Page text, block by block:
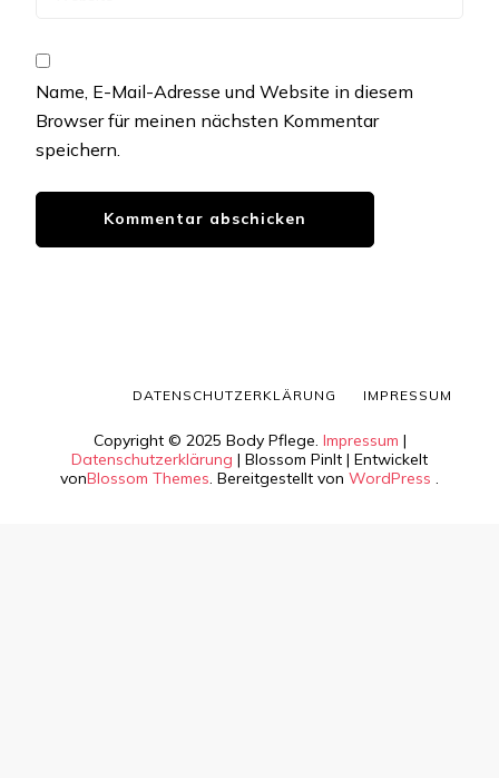
Name, E-Mail-Adresse und Website in diesem
Browser für meinen nächsten Kommentar
speichern.
Copyright © 2025 Body Pflege. Impressum |
Datenschutzerklärung | Blossom PinIt | Entwickelt
vonBlossom Themes. Bereitgestellt von WordPress .
DATENSCHUTZERKLÄRUNG IMPRESSUM